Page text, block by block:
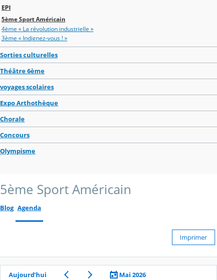
EPI
5ème Sport Américain
4ème « La révolution industrielle »
3ème « Indignez-vous ! »
Sorties culturelles
Théâtre 6ème
voyages scolaires
Expo Arthothèque
Chorale
Concours
Olympisme
5ème Sport Américain
Blog Agenda
Imprimer
Aujourd’hui
Mai 2026